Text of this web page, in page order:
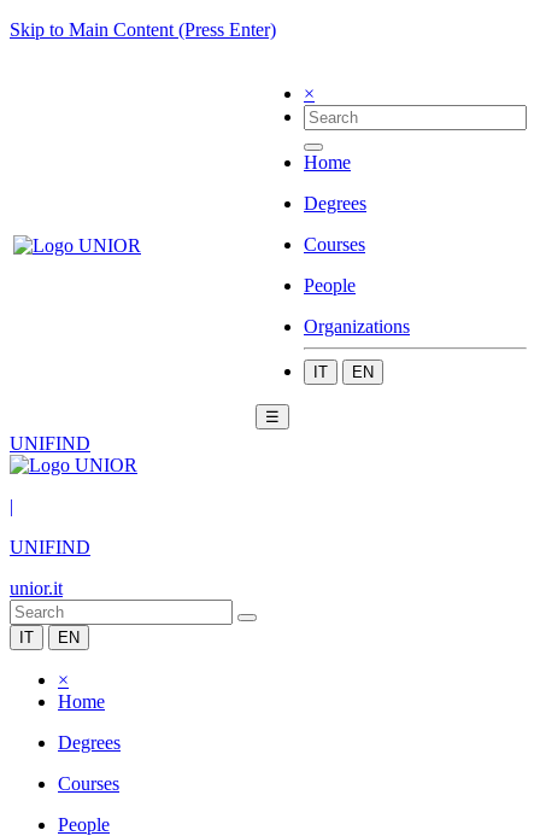
Skip to Main Content (Press Enter)
×
Home
Degrees
Courses
People
Organizations
IT EN
☰
UNIFIND
|
UNIFIND
unior.it
IT EN
×
Home
Degrees
Courses
People